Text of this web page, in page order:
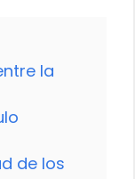
la
de los